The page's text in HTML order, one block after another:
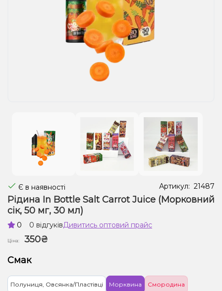
Рідини для електронних сигарет
Подарункові набори
Є в наявності Артикул: 21487
Рідина In Bottle Salt Carrot Juice (Морковний
сік, 50 мг, 30 мл)
0 0 відгуківДивитись оптовий прайс
Ціна:
350₴
Смак
Полуниця, Овсянка/Пластівці Морквина Смородина